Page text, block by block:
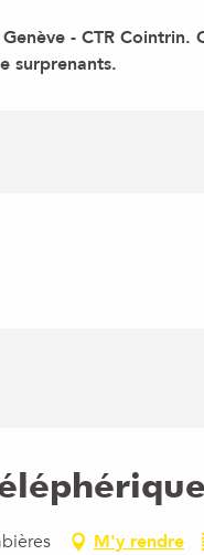
- CTR
surprenants.
M'y rendre